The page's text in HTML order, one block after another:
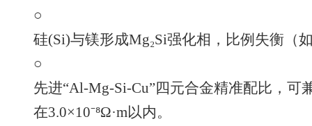
○
硅(Si)与镁形成Mg₂Si强化相，比例失衡（
○
先进“Al-Mg-Si-Cu”四元合金精准配比，可
在3.0×10⁻⁸Ω·m以内。